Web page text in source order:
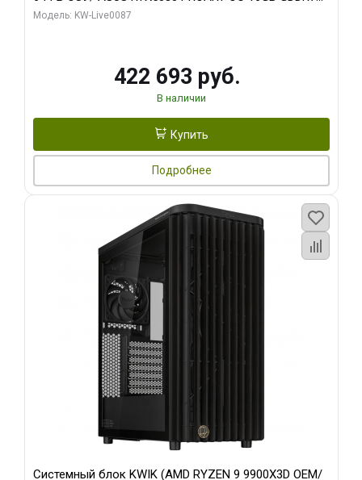
256bit Type-C DP 2/ 1 ТБ SSD)
Модель: KW-Live0087
422 693 руб.
В наличии
Купить
Подробнее
Системный блок KWIK (AMD RYZEN 9 9900X3D OEM/